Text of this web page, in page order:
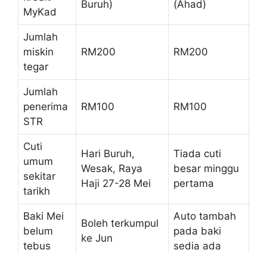
MyKad
Buruh)
(Ahad)
Jumlah
miskin
tegar
RM200 RM200
Jumlah
penerima
STR
RM100 RM100
Cuti
umum
sekitar
tarikh
Hari Buruh,
Wesak, Raya
Haji 27-28 Mei
Tiada cuti
besar minggu
pertama
Baki Mei
belum
tebus
Boleh terkumpul
ke Jun
Auto tambah
pada baki
sedia ada